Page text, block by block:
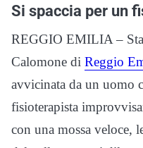
Si spaccia per un
REGGIO EMILIA –
Calomone di Reggio
avvicinata da un uomo
fisioterapista
con una mossa veloce,